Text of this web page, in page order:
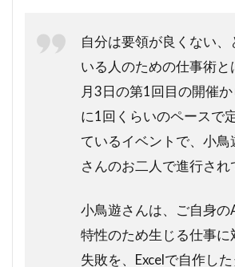
自分は要領が良くない
いる人のための仕事術
月3日の第1回目の開催
に1回くらいのペースで
ているイベントで、小鳥
さんのお二人で進行され
小鳥遊さんは、ご自身の
特性のため生じる仕事に
失敗を、Excelで自作し